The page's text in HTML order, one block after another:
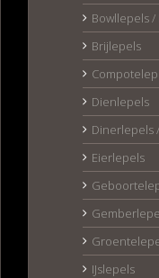
Bowllepels
Brijlepels
Dienlepels
Dinerlepels
Eierlepels
IJslepels